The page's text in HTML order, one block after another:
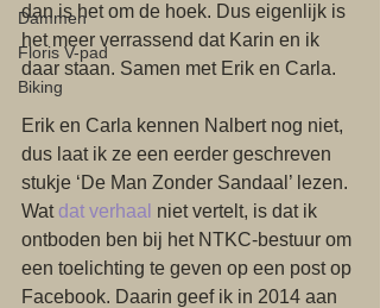
Dammen
Floris V-pad
Biking
dan is het om de hoek. Dus eigenlijk is
het meer verrassend dat Karin en ik
daar staan. Samen met Erik en Carla.
Erik en Carla kennen Nalbert nog niet,
dus laat ik ze een eerder geschreven
stukje ‘De Man Zonder Sandaal’ lezen.
Wat dat verhaal niet vertelt, is dat ik
ontboden ben bij het NTKC-bestuur om
een toelichting te geven op een post op
Facebook. Daarin geef ik in 2014 aan